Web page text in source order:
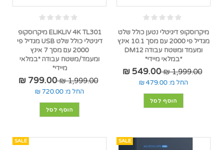
מיקרוסקופ דיגיטלי נטען כולל שלט
מגדיל פי 2000 עם מסך 10.1 אינץ
ומעמד ומשטח עבודה DM12
*במלאי מיידי*
1,999.00 ₪
549.00 ₪
החל מ: 479.00 ₪
הוסף לסל
ELIKLIV 4K TL301 מיקרוסקופ
דיגיטלי כולל שלט USB מגדיל פי
2000 עם מסך 7 אינץ
ומעמד/משטח עבודה *במלאי
מיידי*
1,999.00 ₪
799.00 ₪
החל מ: 720.00 ₪
הוסף לסל
SALE
SALE